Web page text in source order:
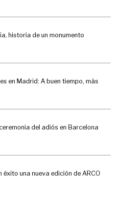
historia de un monumento
en Madrid: A buen tiempo, más
del adiós en Barcelona
éxito una nueva edición de ARCO